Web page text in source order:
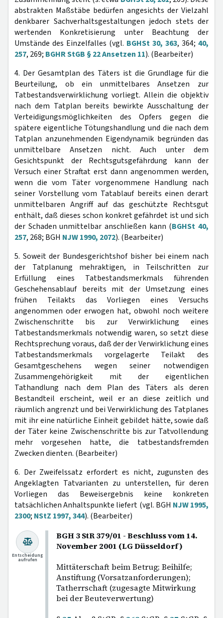
abstrakten Maßstäbe bedürfen angesichts der Vielzahl
denkbarer Sachverhaltsgestaltungen jedoch stets der
wertenden Konkretisierung unter Beachtung der
Umstände des Einzelfalles (vgl. BGHSt 30, 363, 364; 40,
257, 269; BGHR StGB § 22 Ansetzen 11). (Bearbeiter)
4. Der Gesamtplan des Täters ist die Grundlage für die
Beurteilung, ob ein unmittelbares Ansetzen zur
Tatbestandsverwirklichung vorliegt. Allein die objektiv
nach dem Tatplan bereits bewirkte Ausschaltung der
Verteidigungsmöglichkeiten des Opfers gegen die
spätere eigentliche Tötungshandlung und die nach dem
Tatplan anzunehmenden Eigendynamik begründen das
unmittelbare Ansetzen nicht. Auch unter dem
Gesichtspunkt der Rechtsgutsgefährdung kann der
Versuch einer Straftat erst dann angenommen werden,
wenn die vom Täter vorgenommene Handlung nach
seiner Vorstellung vom Tatablauf bereits einen derart
unmittelbaren Angriff auf das geschützte Rechtsgut
enthält, daß dieses schon konkret gefährdet ist und sich
der Schaden unmittelbar anschließen kann (BGHSt 40,
257, 268; BGH NJW 1990, 2072). (Bearbeiter)
5. Soweit der Bundesgerichtshof bisher bei einem nach
der Tatplanung mehraktigen, in Teilschritten zur
Erfüllung eines Tatbestandsmerkmals führenden
Geschehensablauf bereits mit der Umsetzung eines
frühen Teilakts das Vorliegen eines Versuchs
angenommen oder erwogen hat, obwohl noch weitere
Zwischenschritte bis zur Verwirklichung eines
Tatbestandsmerkmals notwendig waren, so setzt diese
Rechtsprechung voraus, daß der der Verwirklichung eines
Tatbestandsmerkmals vorgelagerte Teilakt des
Gesamtgeschehens wegen seiner notwendigen
Zusammengehörigkeit mit der eigentlichen
Tathandlung nach dem Plan des Täters als deren
Bestandteil erscheint, weil er an diese zeitlich und
räumlich angrenzt und bei Verwirklichung des Tatplanes
mit ihr eine natürliche Einheit gebildet hätte, sowie daß
der Täter keine Zwischenschritte bis zur Tatvollendung
mehr vorgesehen hatte, die tatbestandsfremden
Zwecken dienten. (Bearbeiter)
6. Der Zweifelssatz erfordert es nicht, zugunsten des
Angeklagten Tatvarianten zu unterstellen, für deren
Vorliegen das Beweisergebnis keine konkreten
tatsächlichen Anhaltspunkte liefert (vgl. BGH NJW 1995,
2300; NStZ 1997, 344). (Bearbeiter)
BGH 3 StR 379/01 - Beschluss vom 14.
November 2001 (LG Düsseldorf)
Mittäterschaft beim Betrug; Beihilfe;
Anstiftung (Vorsatzanforderungen);
Tatherrschaft (zugesagte Mitwirkung
bei der Beuteverwertung)
Entscheidung
aufrufen